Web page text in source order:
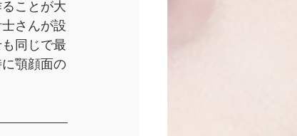
ことが大
さんが設
同じで最
顎顔面の